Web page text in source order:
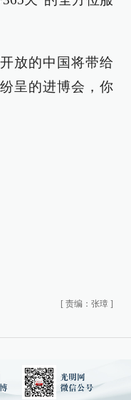
放的中国将带给
呈的进博会，你
[ 责编：张璋 ]